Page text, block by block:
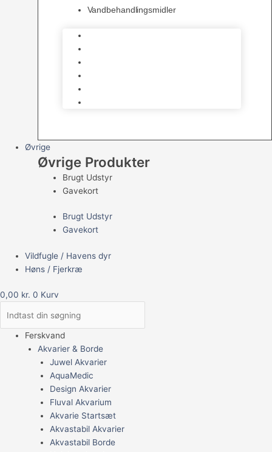
Vandbehandlingsmidler
Øvrige
Øvrige Produkter
Brugt Udstyr
Gavekort
Brugt Udstyr
Gavekort
Vildfugle / Havens dyr
Høns / Fjerkræ
0,00 kr. 0 Kurv
Ferskvand
Akvarier & Borde
Juwel Akvarier
AquaMedic
Design Akvarier
Fluval Akvarium
Akvarie Startsæt
Akvastabil Akvarier
Akvastabil Borde